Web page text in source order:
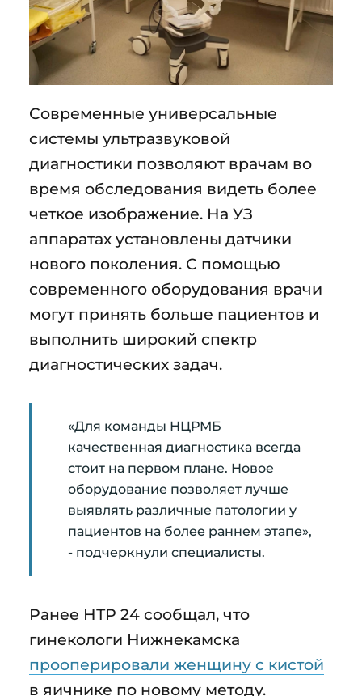
Современные универсальные
системы ультразвуковой
диагностики позволяют врачам во
время обследования видеть более
четкое изображение. На УЗ
аппаратах установлены датчики
нового поколения. С помощью
современного оборудования врачи
могут принять больше пациентов и
выполнить широкий спектр
диагностических задач.
«Для команды НЦРМБ
качественная диагностика всегда
стоит на первом плане. Новое
оборудование позволяет лучше
выявлять различные патологии у
пациентов на более раннем этапе»,
- подчеркнули специалисты.
Ранее НТР 24 сообщал, что
гинекологи Нижнекамска
прооперировали женщину с кистой
в яичнике по новому методу.